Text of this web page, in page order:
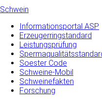
Schwein
Informationsportal ASP
Erzeugerringstandard
Leistungsprüfung
Soester Code
Schweine-Mobil
Schweinefakten
Forschung